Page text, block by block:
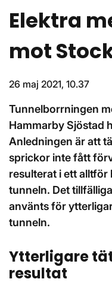
Elektra
mot
26 maj 2021, 10.37
Tunnelborrningen
Hammarby Sjöstad
Anledningen är att
sprickor inte fått
resulterat i ett alltför
tunneln. Det
använts för
tunneln.
Ytterligare
resultat